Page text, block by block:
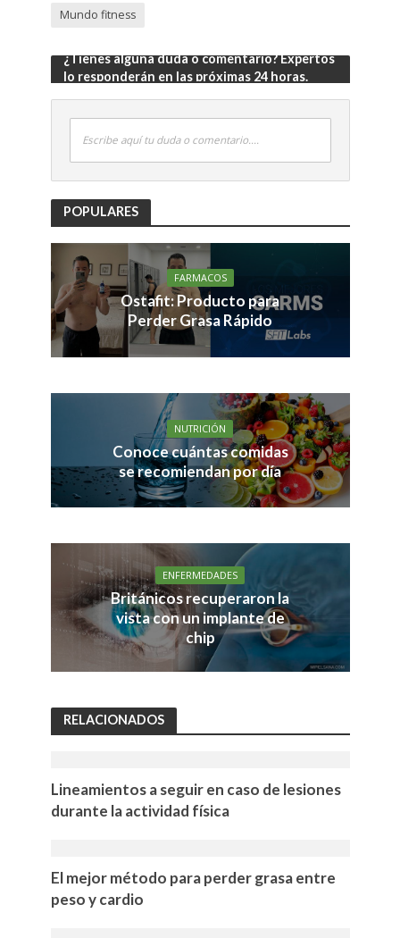
Mundo fitness
¿Tienes alguna duda o comentario? Expertos
lo responderán en las próximas 24 horas.
Escribe aquí tu duda o comentario....
POPULARES
FARMACOS
Ostafit: Producto para
Perder Grasa Rápido
NUTRICIÓN
Conoce cuántas comidas
se recomiendan por día
ENFERMEDADES
Británicos recuperaron la
vista con un implante de
chip
RELACIONADOS
Lineamientos a seguir en caso de lesiones
durante la actividad física
El mejor método para perder grasa entre
peso y cardio